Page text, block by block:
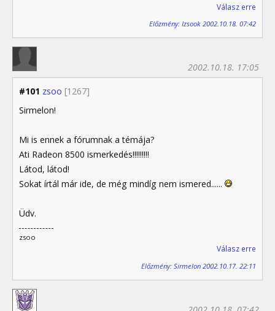
Válasz erre
Előzmény: Izsook 2002.10.18. 07:42
#101 zsoo [1267]
2002.10.18. 17:05
Sirmelon!
Mi is ennek a fórumnak a témája?
Ati Radeon 8500 ismerkedés!!!!!!!!!
Látod, látod!
Sokat írtál már ide, de még mindíg nem ismered......
Üdv.
zsoo
Válasz erre
Előzmény: Sirmelon 2002.10.17. 22:11